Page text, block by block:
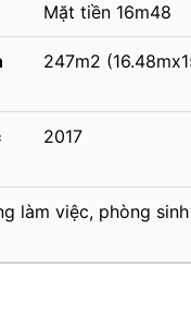
Mặt tiền 16m48
247m2
2017
làm việc, phòng